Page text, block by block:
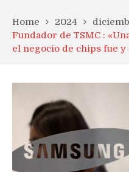
Home 2024
Fundador de TSMC :
el negocio de chips fue y